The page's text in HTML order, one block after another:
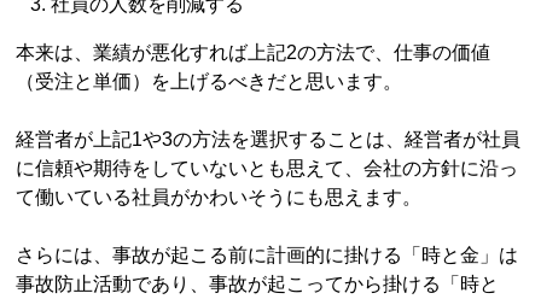
社員の人数を削減する
本来は、業績が悪化すれば上記2の方法で、仕事の価値
（受注と単価）を上げるべきだと思います。
経営者が上記1や3の方法を選択することは、経営者が社員
に信頼や期待をしていないとも思えて、会社の方針に沿っ
て働いている社員がかわいそうにも思えます。
さらには、事故が起こる前に計画的に掛ける「時と金」は
事故防止活動であり、事故が起こってから掛ける「時と